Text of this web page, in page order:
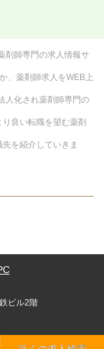
剤師専門の求人情報サ
、薬剤師求人をWEB上
人化され薬剤師専門の
良い転職を望む薬剤
を紹介していきま
ビル2階